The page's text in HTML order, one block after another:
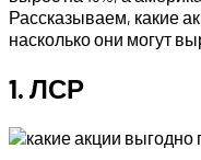
Рассказываем, какие
насколько они могут
1. ЛСР